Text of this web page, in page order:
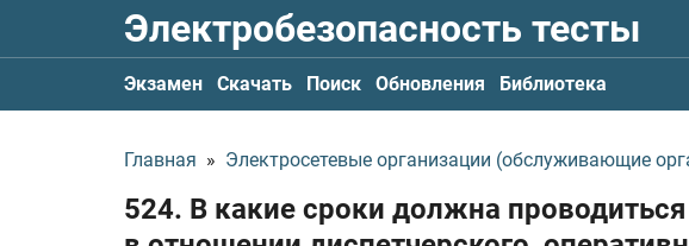
Электробезопасность тесты
Экзамен Скачать Поиск Обновления Библиотека
Главная » Электросетевые организации (обслуживающие
524. В какие сроки должна